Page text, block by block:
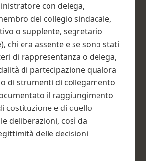
con delega,
del collegio sindacale,
o supplente, segretario
chi era assente e se sono stati
di rappresentanza o delega,
di partecipazione qualora
di strumenti di collegamento
il raggiungimento
costituzione e di quello
deliberazioni, così da
delle decisioni